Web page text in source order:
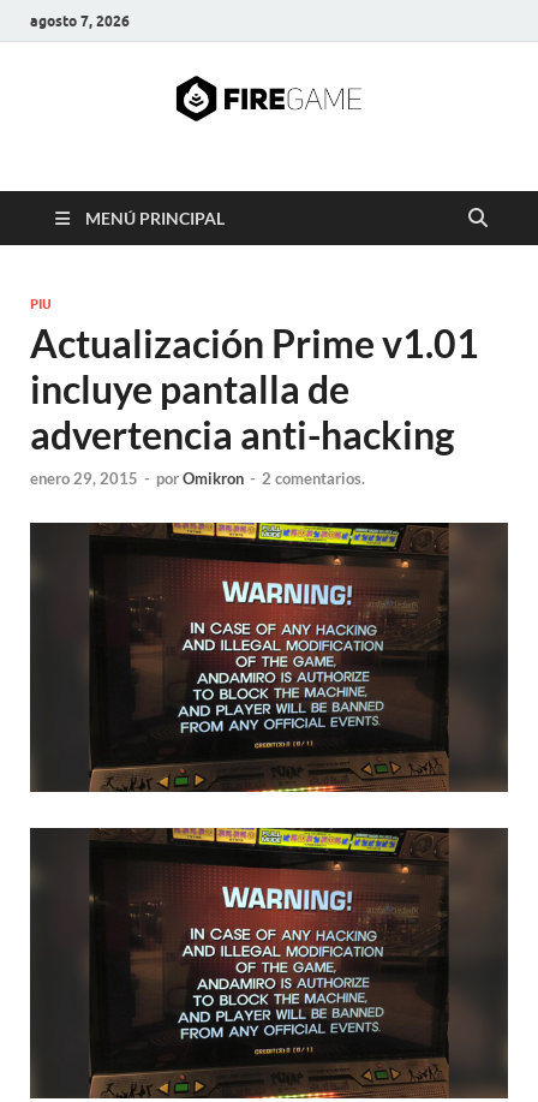
agosto 7, 2026
FIRE GAME
MENÚ PRINCIPAL
PIU
Actualización Prime v1.01
incluye pantalla de
advertencia anti-hacking
enero 29, 2015 - porOmikron - 2 comentarios.